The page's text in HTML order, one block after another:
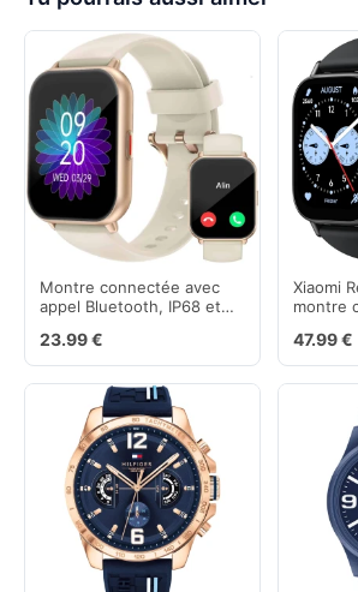
Montre connectée avec
appel Bluetooth, IP68 et
23.99 €
Xiaomi
montre
50mm
47.99 €